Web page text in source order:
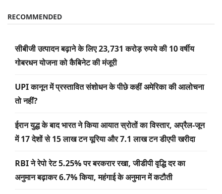
RECOMMENDED
सीबीजी उत्पादन बढ़ाने के लिए 23,731 करोड़ रुपये की 10 वर्षीय
गोबरधन योजना को कैबिनेट की मंजूरी
UPI कानून में प्रस्तावित संशोधन के पीछे कहीं अमेरिका की आलोचना
तो नहीं?
ईरान युद्ध के बाद भारत ने किया आयात स्रोतों का विस्तार, अप्रैल-जून
में 17 देशों से 15 लाख टन यूरिया और 7.1 लाख टन डीएपी खरीदा
RBI ने रेपो रेट 5.25% पर बरकरार रखा, जीडीपी वृद्धि दर का
अनुमान बढ़ाकर 6.7% किया, महंगाई के अनुमान में कटौती